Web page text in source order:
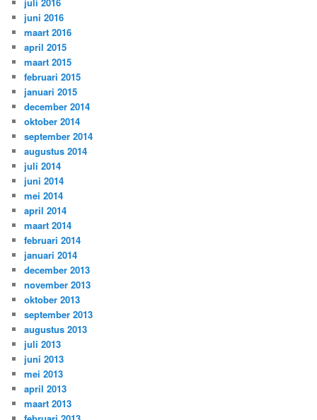
juni 2016
maart 2016
april 2015
maart 2015
februari 2015
januari 2015
december 2014
oktober 2014
september 2014
augustus 2014
juli 2014
juni 2014
mei 2014
april 2014
maart 2014
februari 2014
januari 2014
december 2013
november 2013
oktober 2013
september 2013
augustus 2013
juli 2013
juni 2013
mei 2013
april 2013
maart 2013